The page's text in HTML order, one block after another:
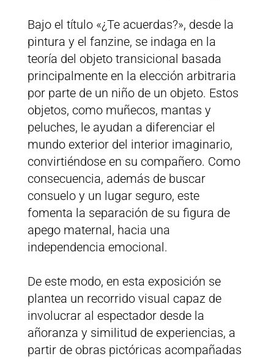
Bajo el título «¿Te acuerdas?», desde la
pintura y el fanzine, se indaga en la
teoría del objeto transicional basada
principalmente en la elección arbitraria
por parte de un niño de un objeto. Estos
objetos, como muñecos, mantas y
peluches, le ayudan a diferenciar el
mundo exterior del interior imaginario,
convirtiéndose en su compañero. Como
consecuencia, además de buscar
consuelo y un lugar seguro, este
fomenta la separación de su figura de
apego maternal, hacia una
independencia emocional.
De este modo, en esta exposición se
plantea un recorrido visual capaz de
involucrar al espectador desde la
añoranza y similitud de experiencias, a
partir de obras pictóricas acompañadas